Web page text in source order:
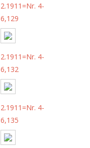
2.1911=Nr. 4-
6,129
2.1911=Nr. 4-
6,132
2.1911=Nr. 4-
6,135